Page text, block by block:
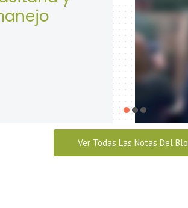
Ver Todas Las Notas Del